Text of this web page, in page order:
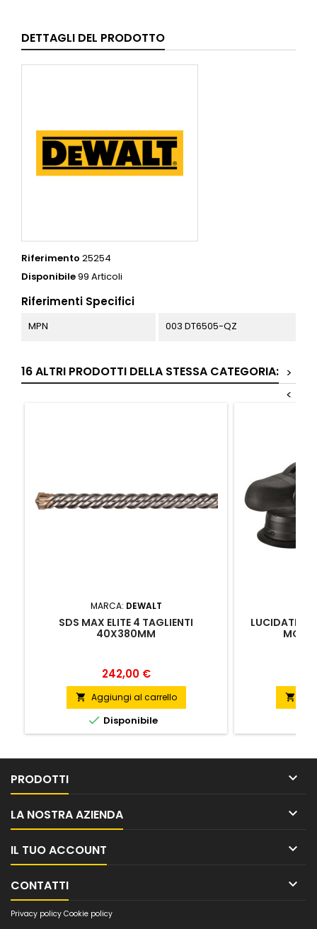
DETTAGLI DEL PRODOTTO
Riferimento 25254
Disponibile99 Articoli
Riferimenti Specifici
MPN 003 DT6505-QZ
16 ALTRI PRODOTTI DELLA STESSA CATEGORIA: >
<
MARCA: DEWALT
SDS MAX ELITE 4 TAGLIENTI
40X380MM
Prezzo
242,00 €
 Aggiungi al carrello
 Disponibile

PRODOTTI 
LA NOSTRA AZIENDA 
IL TUO ACCOUNT 
CONTATTI 
Privacy policy Cookie policy